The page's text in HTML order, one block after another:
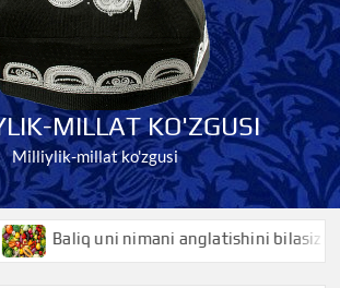
MILLAT KO'ZGUSI
Milliylik-millat ko'zgusi
Baliq uni nimani anglatishini bilasizmi